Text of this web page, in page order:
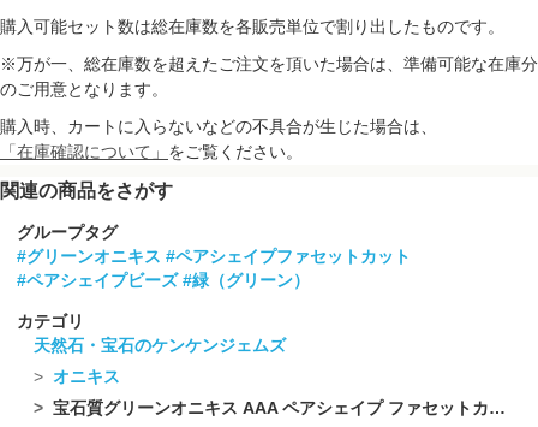
購入可能セット数は総在庫数を各販売単位で割り出したものです。
※万が一、総在庫数を超えたご注文を頂いた場合は、準備可能な在庫分
のご用意となります。
購入時、カートに入らないなどの不具合が生じた場合は、
「在庫確認について」 をご覧ください。
関連の商品をさがす
グループタグ
#グリーンオニキス #ペアシェイプファセットカット
#ペアシェイプビーズ #緑（グリーン）
カテゴリ
天然石・宝石のケンケンジェムズ
オニキス
宝石質グリーンオニキス AAA ペアシェイプ ファセットカット6×4mm 半連/1連(38粒)